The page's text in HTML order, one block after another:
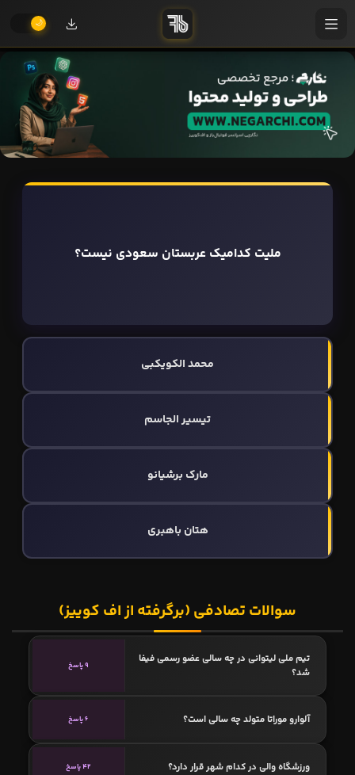
ملیت کدامیک عربستان سعودی نیست؟
محمد الکویکبی
تیسیر الجاسم
مارک برشیانو
هتان باهبری
سوالات تصادفی (برگرفته از اف کوییز)
تیم ملی لیتوانی در چه سالی عضو رسمی فیفا
شد؟
9 پاسخ
آلوارو موراتا متولد چه سالی است؟ 6 پاسخ
ورزشگاه والی در کدام شهر قرار دارد؟ 42 پاسخ